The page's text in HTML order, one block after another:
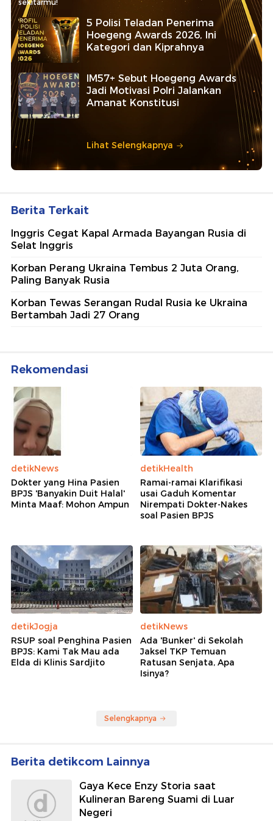
sekitarmu!
5 Polisi Teladan Penerima
Hoegeng Awards 2026, Ini
Kategori dan Kiprahnya
IM57+ Sebut Hoegeng Awards
Jadi Motivasi Polri Jalankan
Amanat Konstitusi
Lihat Selengkapnya
Berita Terkait
Inggris Cegat Kapal Armada Bayangan Rusia di
Selat Inggris
Korban Perang Ukraina Tembus 2 Juta Orang,
Paling Banyak Rusia
Korban Tewas Serangan Rudal Rusia ke Ukraina
Bertambah Jadi 27 Orang
Rekomendasi
detikNews
Dokter yang Hina Pasien
BPJS 'Banyakin Duit Halal'
Minta Maaf: Mohon Ampun
detikHealth
Ramai-ramai Klarifikasi
usai Gaduh Komentar
Nirempati Dokter-Nakes
soal Pasien BPJS
detikJogja
RSUP soal Penghina Pasien
BPJS: Kami Tak Mau ada
Elda di Klinis Sardjito
detikNews
Ada 'Bunker' di Sekolah
Jaksel TKP Temuan
Ratusan Senjata, Apa
Isinya?
Selengkapnya
Berita detikcom Lainnya
Gaya Kece Enzy Storia saat
Kulineran Bareng Suami di Luar
Negeri